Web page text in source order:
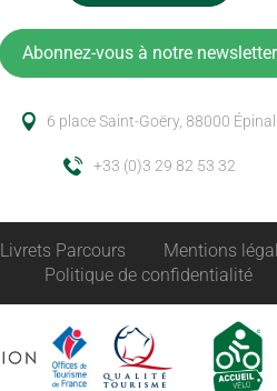
Abonnez-vous à notre newsletter
6 place Saint-Goëry, 88000 Épinal
+33 (0)3 29 82 53 32
Livrets Parcours
Mentions
Politique de confidentialité